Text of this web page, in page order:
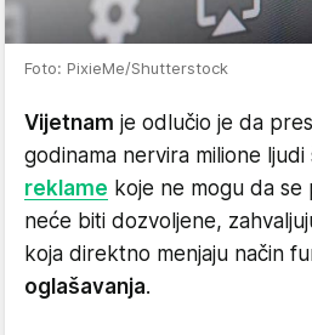
Foto: PixieMe/Shutterstock
Vijetnam je odlučio je da
godinama nervira milione ljudi
reklame koje ne mogu da
neće biti dozvoljene,
koja direktno menjaju način
oglašavanja.